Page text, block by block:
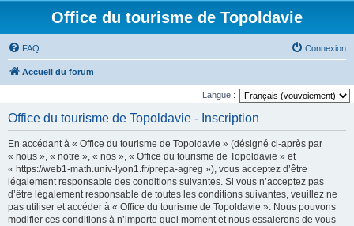
Office du tourisme de Topoldavie
FAQ Connexion
Accueil du forum
Langue :
Office du tourisme de Topoldavie - Inscription
En accédant à « Office du tourisme de Topoldavie » (désigné ci-après par
« nous », « notre », « nos », « Office du tourisme de Topoldavie » et
« https://web1-math.univ-lyon1.fr/prepa-agreg »), vous acceptez d’être
légalement responsable des conditions suivantes. Si vous n’acceptez pas
d’être légalement responsable de toutes les conditions suivantes, veuillez ne
pas utiliser et accéder à « Office du tourisme de Topoldavie ». Nous pouvons
modifier ces conditions à n’importe quel moment et nous essaierons de vous